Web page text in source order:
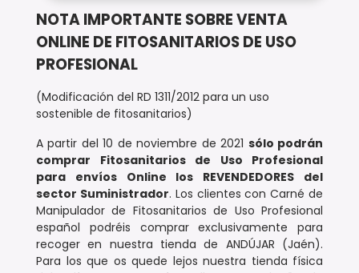
NOTA IMPORTANTE SOBRE VENTA
ONLINE DE FITOSANITARIOS DE USO
PROFESIONAL
(Modificación del RD 1311/2012 para un uso
sostenible de fitosanitarios)
A partir del 10 de noviembre de 2021 sólo podrán
comprar Fitosanitarios de Uso Profesional
para envíos Online los REVENDEDORES del
sector Suministrador. Los clientes con Carné de
Manipulador de Fitosanitarios de Uso Profesional
español podréis comprar exclusivamente para
recoger en nuestra tienda de ANDÚJAR (Jaén).
Para los que os quede lejos nuestra tienda física